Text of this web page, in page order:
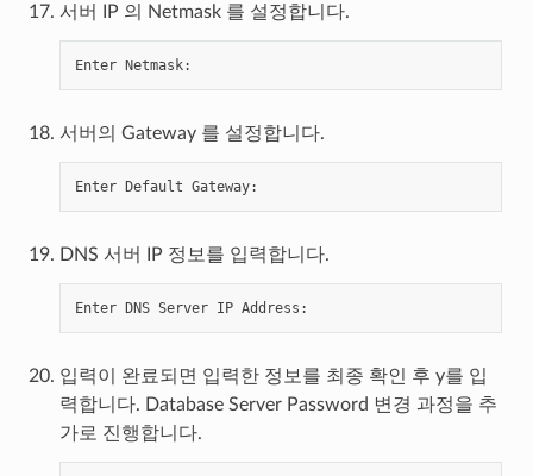
서버 IP 의 Netmask 를 설정합니다.
Enter Netmask:
서버의 Gateway 를 설정합니다.
Enter Default Gateway:
DNS 서버 IP 정보를 입력합니다.
Enter DNS Server IP Address :
입력이 완료되면 입력한 정보를 최종 확인 후 y를 입
력합니다. Database Server Password 변경 과정을 추
가로 진행합니다.